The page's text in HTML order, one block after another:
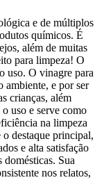
e de múltiplos
químicos. É
além de muitas
para limpeza! O
uso. O vinagre para
ambiente, e por ser
crianças, além
uso e serve como
na limpeza
destaque principal,
e alta satisfação
Sua
nos relatos,